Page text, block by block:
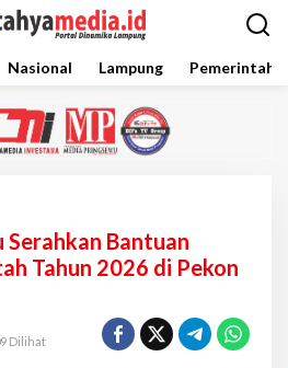
Nasional Lampung
Bantuan
Tahun 2026 di Pekon
Dilihat